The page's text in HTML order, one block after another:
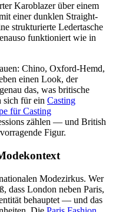
Karoblazer über einem
einer dunklen Straight-
strukturierte Ledertasche
funktioniert wie in
Chino, Oxford-Hemd,
einen Look, der
das, was britische
sich für ein Casting
für Casting
zählen — und British
Figur.
Modezirkus. Wer
dass London neben Paris,
behauptet — und das